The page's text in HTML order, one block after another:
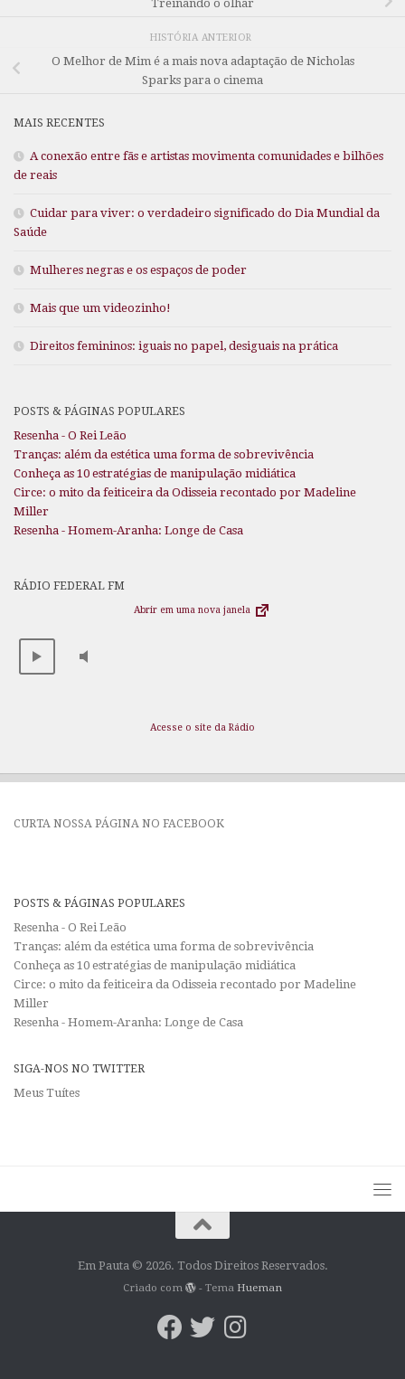
Treinando o olhar
HISTÓRIA ANTERIOR
O Melhor de Mim é a mais nova adaptação de Nicholas
Sparks para o cinema
MAIS RECENTES
A conexão entre fãs e artistas movimenta comunidades e bilhões
de reais
Cuidar para viver: o verdadeiro significado do Dia Mundial da
Saúde
Mulheres negras e os espaços de poder
Mais que um videozinho!
Direitos femininos: iguais no papel, desiguais na prática
POSTS & PÁGINAS POPULARES
Resenha - O Rei Leão
Tranças: além da estética uma forma de sobrevivência
Conheça as 10 estratégias de manipulação midiática
Circe: o mito da feiticeira da Odisseia recontado por Madeline
Miller
Resenha - Homem-Aranha: Longe de Casa
RÁDIO FEDERAL FM
Abrir em uma nova janela
Acesse o site da Rádio
CURTA NOSSA PÁGINA NO FACEBOOK
POSTS & PÁGINAS POPULARES
Resenha - O Rei Leão
Tranças: além da estética uma forma de sobrevivência
Conheça as 10 estratégias de manipulação midiática
Circe: o mito da feiticeira da Odisseia recontado por Madeline
Miller
Resenha - Homem-Aranha: Longe de Casa
SIGA-NOS NO TWITTER
Meus Tuítes
Em Pauta © 2026. Todos Direitos Reservados.
Criado com - Tema Hueman